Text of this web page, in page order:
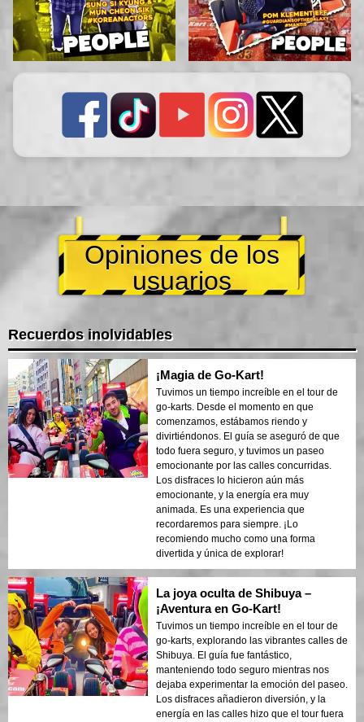
Opiniones de los
usuarios
Recuerdos inolvidables
¡Magia de Go-Kart!
Tuvimos un tiempo increíble en el tour de
go-karts. Desde el momento en que
comenzamos, estábamos riendo y
divirtiéndonos. El guía se aseguró de que
todo fuera seguro, y tuvimos un paseo
emocionante por las calles concurridas.
Los disfraces lo hicieron aún más
emocionante, y la energía era muy
animada. Es una experiencia que
recordaremos para siempre. ¡Lo
recomiendo mucho como una forma
divertida y única de explorar!
La joya oculta de Shibuya –
¡Aventura en Go-Kart!
Tuvimos un tiempo increíble en el tour de
go-karts, explorando las vibrantes calles de
Shibuya. El guía fue fantástico,
manteniendo todo seguro mientras nos
dejaba experimentar la emoción del paseo.
Los disfraces añadieron diversión, y la
energía en las calles hizo que el tour fuera